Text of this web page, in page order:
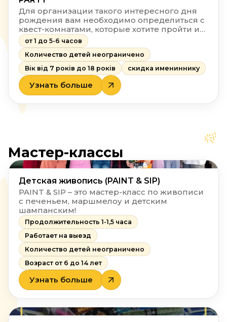
Для организации такого интересного дня
рождения вам необходимо определиться с
квест-комнатами, которые хотите пройти и
выбрать зал, в котором хотите
отпраздновать. Все остальное сделаем мы!
от 1 до 5-6 часов
Количество детей неограничено
Вік від 7 років до 18 років
скидка имениннику
Узнать больше
Мастер-классы
Детская живопись (PAINT & SIP)
PAINT & SIP – это мастер-класс по живописи
с печеньем, маршмелоу и детским
шампанским!
Продолжительность 1-1,5 часа
Работает на выезд
Количество детей неограничено
Возраст от 6 до 14 лет
Узнать больше